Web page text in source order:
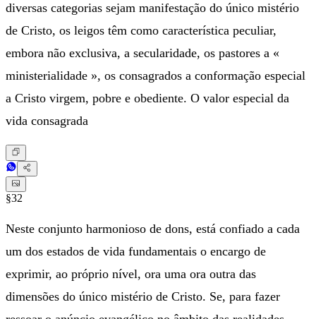
diversas categorias sejam manifestação do único mistério
de Cristo, os leigos têm como característica peculiar,
embora não exclusiva, a secularidade, os pastores a «
ministerialidade », os consagrados a conformação especial
a Cristo virgem, pobre e obediente. O valor especial da
vida consagrada
§32
Neste conjunto harmonioso de dons, está confiado a cada
um dos estados de vida fundamentais o encargo de
exprimir, ao próprio nível, ora uma ora outra das
dimensões do único mistério de Cristo. Se, para fazer